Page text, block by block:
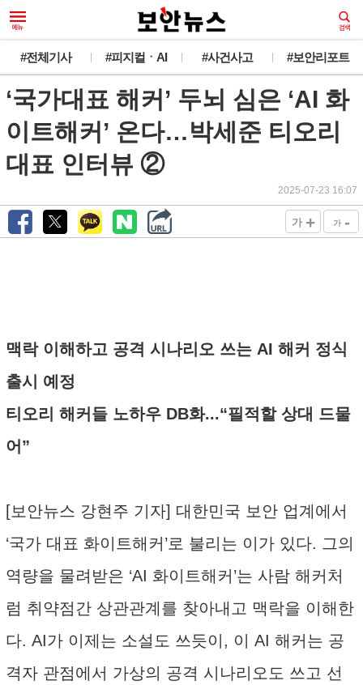
#전체기사 #피지컬ㆍAI #사건사고 #보안리포트
‘국가대표 해커’ 두뇌 심은 ‘AI 화
이트해커’ 온다…박세준 티오리
대표 인터뷰 ②
2025-07-23 16:07
가 + 가 -
맥락 이해하고 공격 시나리오 쓰는 AI 해커 정식
출시 예정
티오리 해커들 노하우 DB화...“필적할 상대 드물
어”
[보안뉴스 강현주 기자] 대한민국 보안 업계에서
‘국가 대표 화이트해커’로 불리는 이가 있다. 그의
역량을 물려받은 ‘AI 화이트해커’는 사람 해커처
럼 취약점간 상관관계를 찾아내고 맥락을 이해한
다. AI가 이제는 소설도 쓰듯이, 이 AI 해커는 공
격자 관점에서 가상의 공격 시나리오도 쓰고 선